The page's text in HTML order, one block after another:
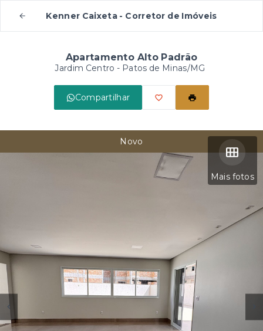
Kenner Caixeta - Corretor de Imóveis
Apartamento Alto Padrão
Jardim Centro - Patos de Minas/MG
Compartilhar
Mais fotos
Novo